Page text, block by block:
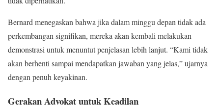
Bernard menegaskan bahwa jika dalam minggu depan tidak ada
perkembangan signifikan, mereka akan kembali melakukan
demonstrasi untuk menuntut penjelasan lebih lanjut. “Kami tidak
akan berhenti sampai mendapatkan jawaban yang jelas,” ujarnya
dengan penuh keyakinan.
Gerakan Advokat untuk Keadilan